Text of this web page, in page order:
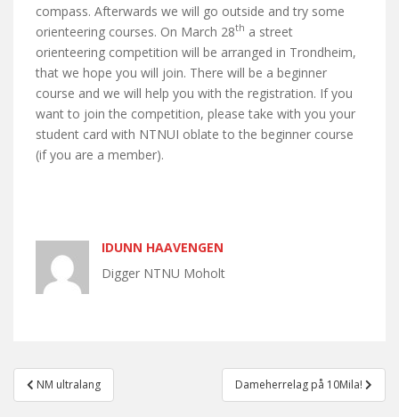
compass. Afterwards we will go outside and try some
orienteering courses. On March 28th a street
orienteering competition will be arranged in Trondheim,
that we hope you will join. There will be a beginner
course and we will help you with the registration. If you
want to join the competition, please take with you your
student card with NTNUI oblate to the beginner course
(if you are a member).
IDUNN HAAVENGEN
Digger NTNU Moholt
Post
navigation
NM ultralang Dameherrelag på 10Mila!